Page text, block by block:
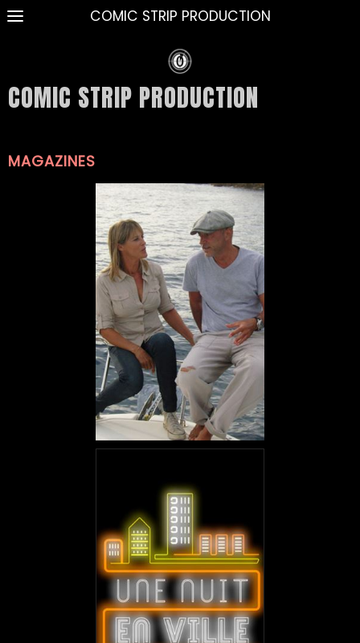
COMIC STRIP PRODUCTION
COMIC STRIP PRODUCTION
MAGAZINES